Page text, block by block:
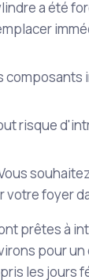
a été
risque
foyer
prêtes à
pour
les jours